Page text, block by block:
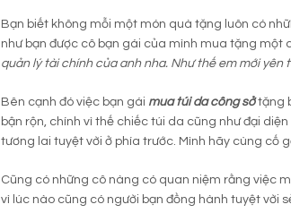
Bạn biết không mỗi một món quà tặng luôn có
như bạn được cô bạn gái của mình mua tặng một
quản lý tài chính của anh nha. Như thế em mới yên
Bên cạnh đó việc bạn gái mua túi da công sởtặng
bận rộn, chính vì thế chiếc túi da cũng như đại
tương lai tuyệt vời ở phía trước. Mình hãy cùng cố
Cũng có những cô nàng có quan niệm rằng việc
vì lúc nào cũng có người bạn đồng hành tuyệt vời